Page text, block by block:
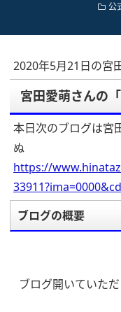
公
2020年5月21日の宮
宮田愛萌さんの
本日次のブログは宮
ぬ
https://
ブログの概要
ブログ開いていた